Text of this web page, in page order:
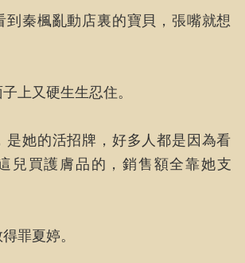
到秦楓亂動店裏的寶貝，張嘴就想
上又硬生生忍住。
是她的活招牌，好多人都是因為看
兒買護膚品的，銷售額全靠她支
罪夏婷。